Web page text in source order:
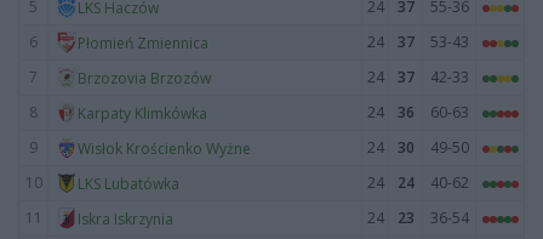
5
LKS Haczów 24 37
55-36
6
Płomień Zmiennica 24 37
53-43
7
Brzozovia Brzozów 24 37
42-33
8
Karpaty Klimkówka 24 36
60-63
9
Wisłok Krościenko Wyżne 24 30
49-50
10
LKS Lubatówka 24 24
40-62
11
Iskra Iskrzynia 24 23
36-54